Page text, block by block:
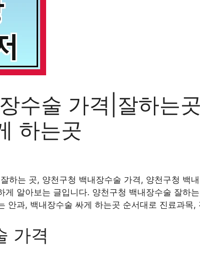
수술 가격|잘하는
하는곳
하는 곳, 양천구청 백내장수술 가격, 양천구청 백
게 알아보는 글입니다. 양천구청 백내장수술 잘하
안과, 백내장수술 싸게 하는곳 순서대로 진료과목
가격